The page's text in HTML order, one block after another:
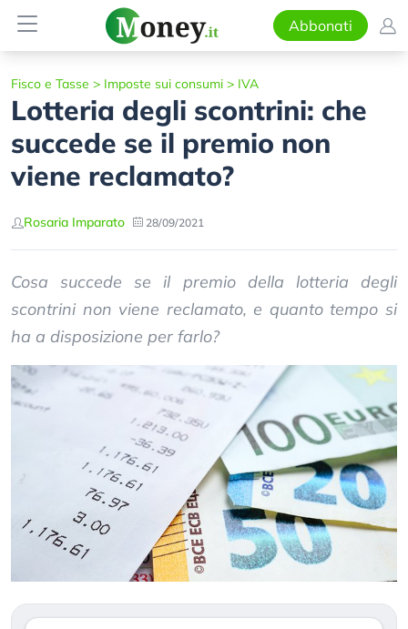
Abbonati
Fisco e Tasse > Imposte sui consumi > IVA
Lotteria degli scontrini: che
succede se il premio non
viene reclamato?
Rosaria Imparato 28/09/2021
Cosa succede se il premio della lotteria degli
scontrini non viene reclamato, e quanto tempo si
ha a disposizione per farlo?